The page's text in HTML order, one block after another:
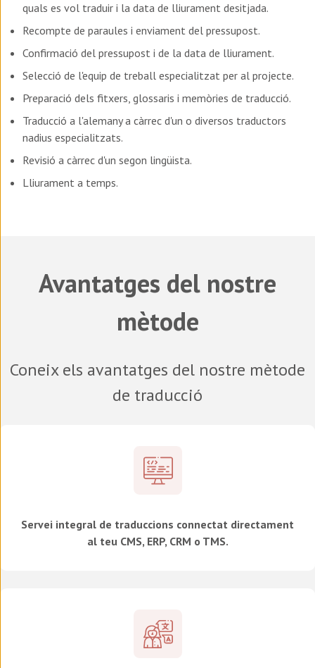
quals es vol traduir i la data de lliurament desitjada.
Recompte de paraules i enviament del pressupost.
Confirmació del pressupost i de la data de lliurament.
Selecció de l'equip de treball especialitzat per al projecte.
Preparació dels fitxers, glossaris i memòries de traducció.
Traducció a l'alemany a càrrec d'un o diversos traductors
nadius especialitzats.
Revisió a càrrec d'un segon lingüista.
Lliurament a temps.
Avantatges del nostre
mètode
Coneix els avantatges del nostre mètode
de traducció
Servei integral de traduccions connectat directament
al teu CMS, ERP, CRM o TMS.